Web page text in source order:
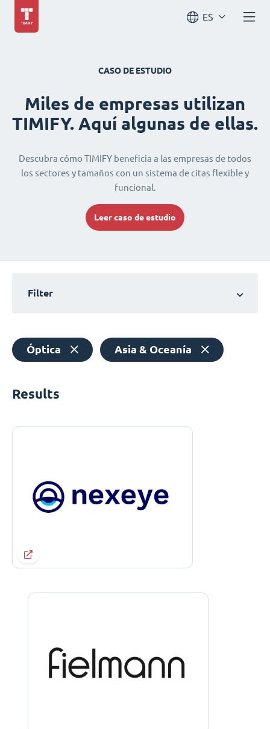
ES
CASO DE ESTUDIO
Miles de empresas utilizan
TIMIFY. Aquí algunas de ellas.
Descubra cómo TIMIFY beneficia a las empresas de todos
los sectores y tamaños con un sistema de citas flexible y
funcional.
Leer caso de estudio
Filter
Óptica Asia & Oceanía
Results